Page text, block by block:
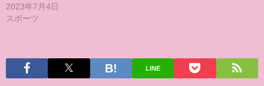
2023年7月4日
スポーツ
LINE